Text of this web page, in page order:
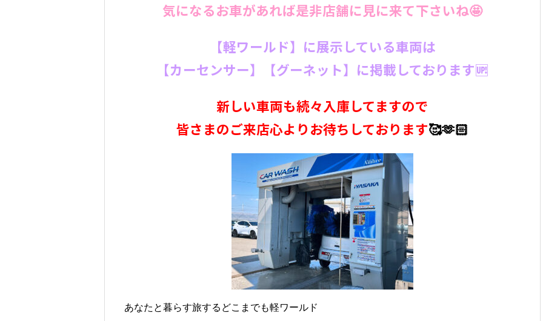
気になるお車があれば是非店舗に見に来て下さいね🤩
【軽ワールド】に展示している車両は
【カーセンサー】【グーネット】に掲載しております🆙
新しい車両も続々入庫してますので
皆さまのご来店心よりお待ちしております🥰🫶🏻
あなたと暮らす旅するどこまでも軽ワールド